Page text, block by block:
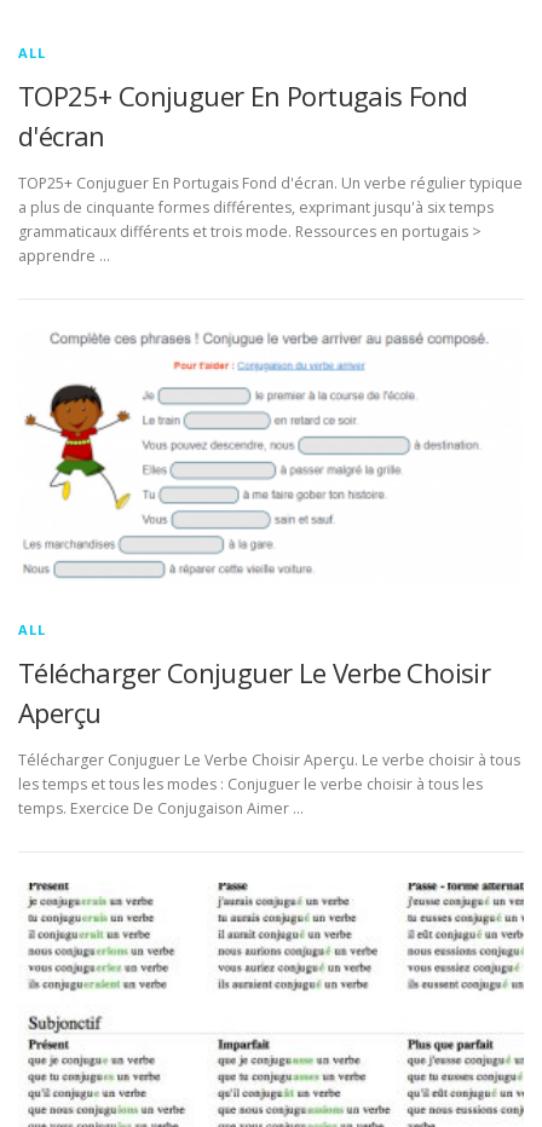
ALL
TOP25+ Conjuguer En Portugais Fond
d'écran
TOP25+ Conjuguer En Portugais Fond d'écran. Un verbe régulier typique
a plus de cinquante formes différentes, exprimant jusqu'à six temps
grammaticaux différents et trois mode. Ressources en portugais >
apprendre …
ALL
Télécharger Conjuguer Le Verbe Choisir
Aperçu
Télécharger Conjuguer Le Verbe Choisir Aperçu. Le verbe choisir à tous
les temps et tous les modes : Conjuguer le verbe choisir à tous les
temps. Exercice De Conjugaison Aimer …